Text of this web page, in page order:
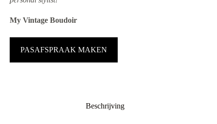
My Vintage Boudoir
PASAFSPRAAK MAKEN
Beschrijving